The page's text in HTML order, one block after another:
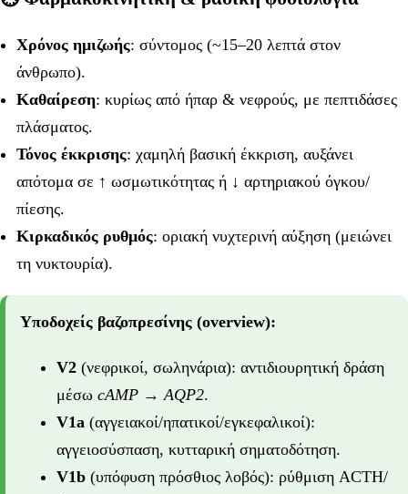
Χρόνος ημιζωής: σύντομος (~15–20 λεπτά στον
άνθρωπο).
Καθαίρεση: κυρίως από ήπαρ & νεφρούς, με πεπτιδάσες
πλάσματος.
Τόνος έκκρισης: χαμηλή βασική έκκριση, αυξάνει
απότομα σε ↑ ωσμωτικότητας ή ↓ αρτηριακού όγκου/
πίεσης.
Κιρκαδικός ρυθμός: οριακή νυχτερινή αύξηση (μειώνει
τη νυκτουρία).
Υποδοχείς βαζοπρεσίνης (overview):
V2(νεφρικοί, σωληνάρια): αντιδιουρητική δράση
μέσω cAMP → AQP2.
V1a(αγγειακοί/ηπατικοί/εγκεφαλικοί):
αγγειοσύσπαση, κυτταρική σηματοδότηση.
V1b(υπόφυση πρόσθιος λοβός): ρύθμιση ACTH/